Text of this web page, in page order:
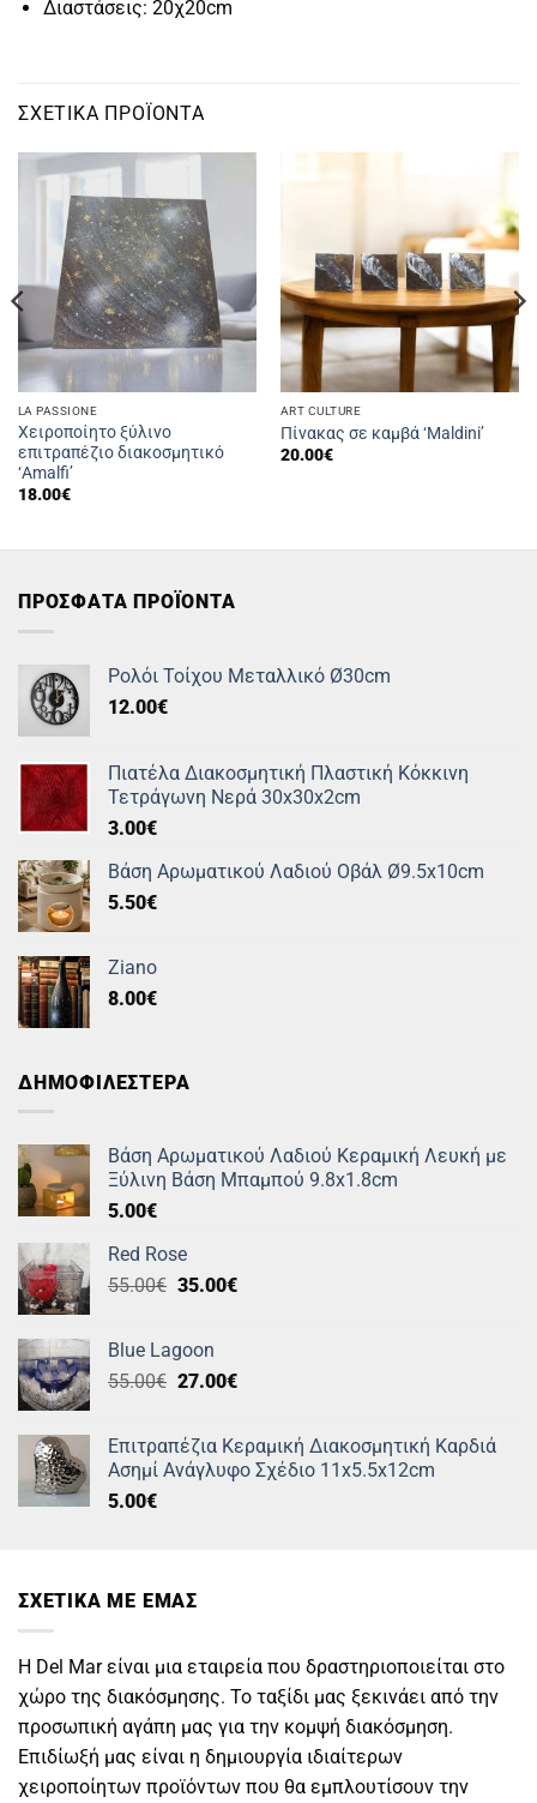
Διαστάσεις: 20χ20cm
ΣΧΕΤΙΚΆ ΠΡΟΪΌΝΤΑ
LA PASSIONE
Χειροποίητο ξύλινο
επιτραπέζιο διακοσμητικό
‘Amalfi’
18.00€
ART CULTURE
Πίνακας σε καμβά ‘Maldini’
20.00€
ΠΡΟΣΦΑΤΑ ΠΡΟΪΟΝΤΑ
Ρολόι Τοίχου Μεταλλικό Ø30cm
12.00€
Πιατέλα Διακοσμητική Πλαστική Κόκκινη
Τετράγωνη Νερά 30x30x2cm
3.00€
Βάση Αρωματικού Λαδιού Οβάλ Ø9.5x10cm
5.50€
Ziano
8.00€
ΔΗΜΟΦΙΛΕΣΤΕΡΑ
Βάση Αρωματικού Λαδιού Κεραμική Λευκή με
Ξύλινη Βάση Μπαμπού 9.8x1.8cm
5.00€
Red Rose
55.00€ Original
55.00€.
35.00€Η
35.00€.
Blue Lagoon
55.00€ Original
was:
55.00€.
27.00€Η
είναι:
27.00€.
Επιτραπέζια Κεραμική Διακοσμητική Καρδιά
Ασημί Ανάγλυφο Σχέδιο 11x5.5x12cm
5.00€
ΣΧΕΤΙΚΑ ΜΕ ΕΜΑΣ
Η Del Mar είναι μια εταιρεία που δραστηριοποιείται στο
χώρο της διακόσμησης. Το ταξίδι μας ξεκινάει από την
προσωπική αγάπη μας για την κομψή διακόσμηση.
Επιδίωξή μας είναι η δημιουργία ιδιαίτερων
χειροποίητων προϊόντων που θα εμπλουτίσουν την